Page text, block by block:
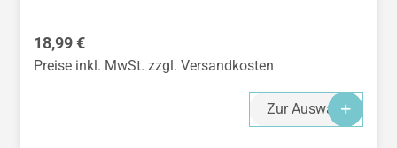
Regulärer Preis:
18,99 €
Preise inkl. MwSt. zzgl. Versandkosten
Zur Auswahl